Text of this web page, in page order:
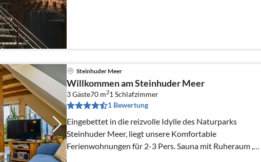
Steinhuder Meer
Willkommen am Steinhuder Meer
3 Gäste70 m21 Schlafzimmer
1 Bewertung
Eingebettet in die reizvolle Idylle des Naturparks
Steinhuder Meer, liegt unsere Komfortable
Ferienwohnungen für 2-3 Pers. Sauna mit Ruheraum ,